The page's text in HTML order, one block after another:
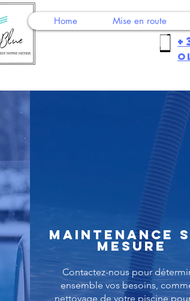
Home Mise en route
Maintenance
mesure
Contactez-nous pour
ensemble vos besoins,
nettoyage de votre piscine